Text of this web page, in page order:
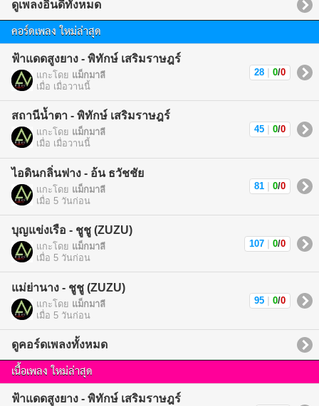
ดูเพลงอินดี้ทั้งหมด
คอร์ดเพลง ใหม่ล่าสุด
ฟ้าแดดสูงยาง - พิทักษ์ เสริมราษฎร์
แกะโดย แม็กมาลี
เมื่อ เมื่อวานนี้
28 0/0
สถานีน้ำตา - พิทักษ์ เสริมราษฎร์
แกะโดย แม็กมาลี
เมื่อ เมื่อวานนี้
45 0/0
ไอดินกลิ่นฟาง - อ้น ธวัชชัย
แกะโดย แม็กมาลี
เมื่อ 5 วันก่อน
81 0/0
บุญแข่งเรือ - ชูชู (ZUZU)
แกะโดย แม็กมาลี
เมื่อ 5 วันก่อน
107 0/0
แม่ย่านาง - ชูชู (ZUZU)
แกะโดย แม็กมาลี
เมื่อ 5 วันก่อน
95 0/0
ดูคอร์ดเพลงทั้งหมด
เนื้อเพลง ใหม่ล่าสุด
ฟ้าแดดสูงยาง - พิทักษ์ เสริมราษฎร์